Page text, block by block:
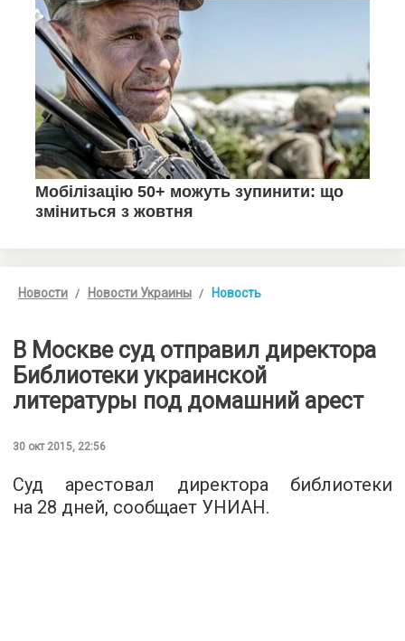
Новости Новости Украины Новость
В Москве суд отправил директора
Библиотеки украинской
литературы под домашний арест
30 окт 2015, 22:56
Суд арестовал директора библиотеки
на 28 дней, сообщает УНИАН.